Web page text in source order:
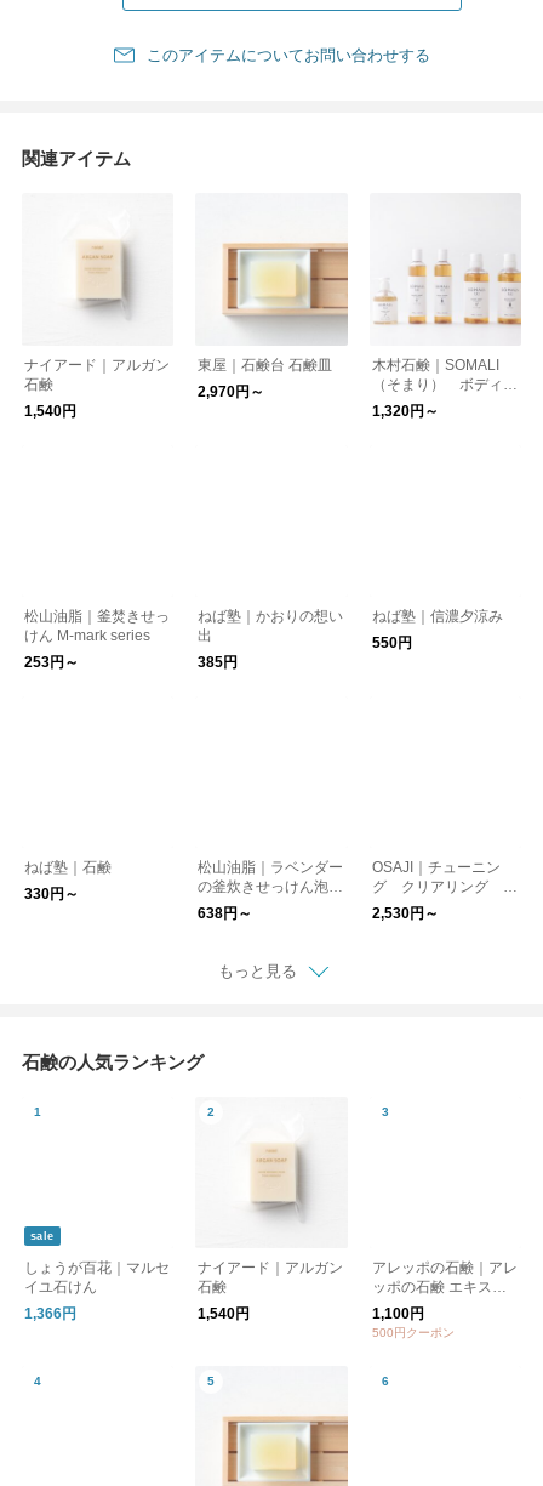
このアイテムについてお問い合わせする
関連アイテム
ナイアード｜アルガン
石鹸
1,540円
東屋｜石鹸台 石鹸皿
2,970円～
木村石鹸｜SOMALI
（そまり） ボディケ
アシリーズ
1,320円～
松山油脂｜釜焚きせっ
けん M-mark series
253円～
ねば塾｜かおりの想い
出
385円
ねば塾｜信濃夕涼み
550円
ねば塾｜石鹸
330円～
松山油脂｜ラベンダー
の釜炊きせっけん泡ハ
ンドソープ M-mark se
638円～
OSAJI｜チューニン
グ クリアリング ウ
ォッシュ ハンドソー
プ
2,530円～
もっと見る
石鹸の人気ランキング
sale
しょうが百花｜マルセ
イユ石けん
1,366円
ナイアード｜アルガン
石鹸
1,540円
アレッポの石鹸｜アレ
ッポの石鹸 エキスト
ラ40【スキンケア】
【無添加】【ギフトお
1,100円
500円クーポン